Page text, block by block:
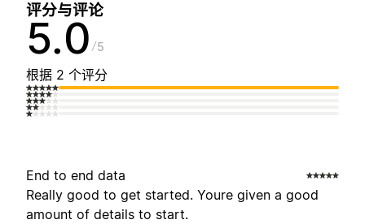
评分与评论
5.0 5
根据 2 个评分
End to end data
Really good to get started. Youre given a good
amount of details to start.